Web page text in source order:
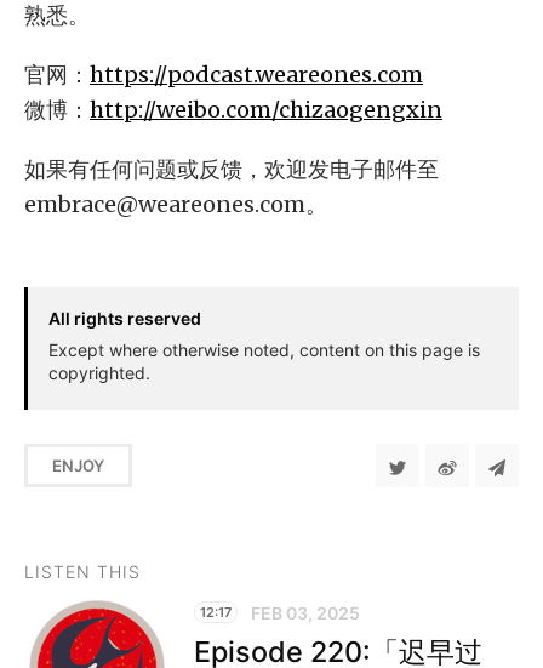
熟悉。
官网： https://podcast.weareones.com
微博： http://weibo.com/chizaogengxin
如果有任何问题或反馈，欢迎发电子邮件至
embrace@weareones.com。
All rights reserved
Except where otherwise noted, content on this page is
copyrighted.
ENJOY
LISTEN THIS
12:17 FEB 03, 2025
Episode 220:「迟早过